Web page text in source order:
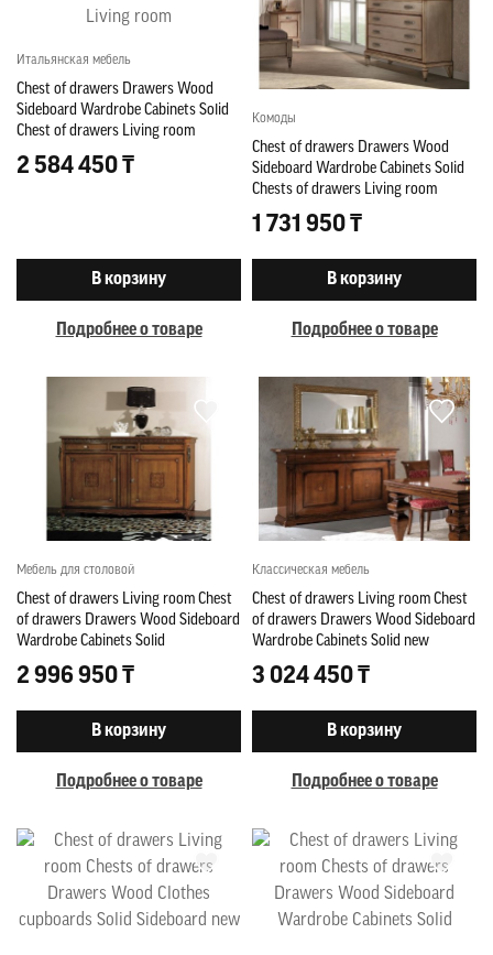
Итальянская мебель
Chest of drawers Drawers Wood
Sideboard Wardrobe Cabinets Solid
Chest of drawers Living room
2 584 450 ₸
В корзину
Подробнее о товаре
Комоды
Chest of drawers Drawers Wood
Sideboard Wardrobe Cabinets Solid
Chests of drawers Living room
1 731 950 ₸
В корзину
Подробнее о товаре
Мебель для столовой
Chest of drawers Living room Chest
of drawers Drawers Wood Sideboard
Wardrobe Cabinets Solid
2 996 950 ₸
В корзину
Подробнее о товаре
Классическая мебель
Chest of drawers Living room Chest
of drawers Drawers Wood Sideboard
Wardrobe Cabinets Solid new
3 024 450 ₸
В корзину
Подробнее о товаре